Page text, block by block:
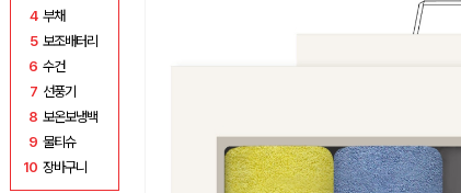
4 부채
5 보조배터리
6 수건
7 선풍기
8 보온보냉백
9 물티슈
10 장바구니